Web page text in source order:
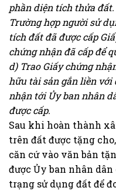
phần diện tích thửa đất.
Trường hợp người sử
tích đất đã được cấp
chứng nhận đã cấp để
d) Trao Giấy chứng
hữu tài sản gắn liền với
nhận tới Ủy ban nhân
được cấp.
Sau khi hoàn thành
trên đất được tặng
căn cứ vào văn bản
được Ủy ban nhân
trạng sử dụng đất để